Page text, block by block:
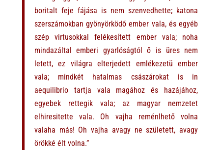
boritalt feje fájása is nem szenvedhette; katona
szerszámokban gyönyörködő ember vala, és egyéb
szép virtusokkal felékesített ember vala; noha
mindazáltal emberi gyarlóságtól ő is üres nem
letett, ez világra elterjedett emlékezetü ember
vala; mindkét hatalmas császárokat is in
aequilibrio tartja vala magához és hazájához,
egyebek rettegik vala; az magyar nemzetet
elhiresitette vala. Oh vajha reménlhető volna
valaha más! Oh vajha avagy ne született, avagy
örökké élt volna.”